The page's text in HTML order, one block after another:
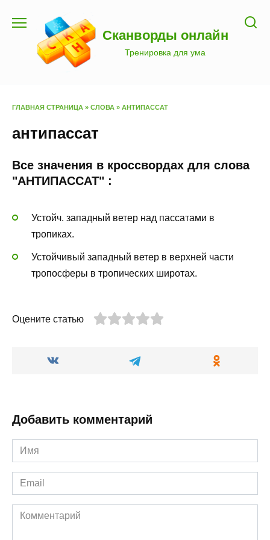
содержанию
Сканворды онлайн
Тренировка для ума
ГЛАВНАЯ СТРАНИЦА » СЛОВА » АНТИПАССАТ
антипассат
Все значения в кроссвордах для слова
"АНТИПАССАТ" :
Устойч. западный ветер над пассатами в
тропиках.
Устойчивый западный ветер в верхней части
тропосферы в тропических широтах.
Оцените статью
Добавить комментарий
Имя
*
Email
*
Комментарий